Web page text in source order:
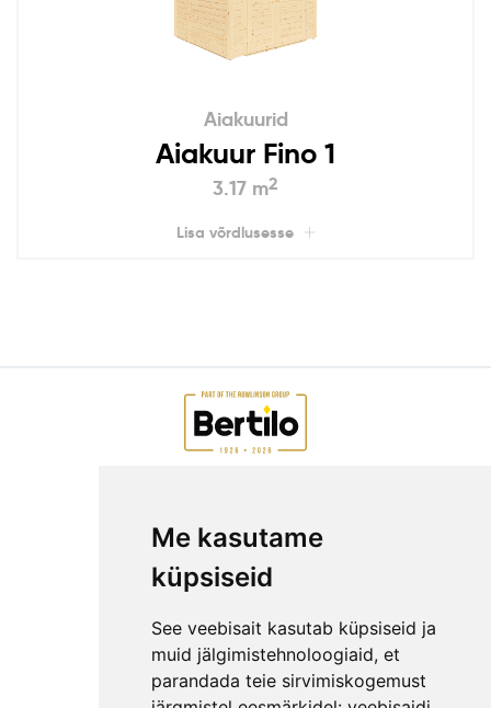
Me kasutame
küpsiseid
See veebisait kasutab küpsiseid ja
muid jälgimistehnoloogiaid, et
parandada teie sirvimiskogemust
Aiakuurid
Aiakuur Fino 1
3.17 m2
Lisa võrdlusesse
ETTEVÕTTEST
KKK
KONTAKT
MEESKOND
GARANTIITINGIMUSED
PRIVAATSUSPOLIITIKA